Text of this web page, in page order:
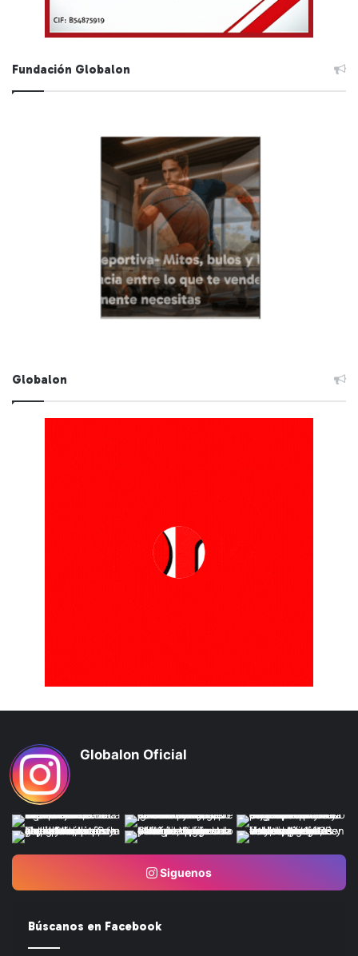
Fundación Globalon
Globalon
Globalon Oficial
Siguenos
Búscanos en Facebook